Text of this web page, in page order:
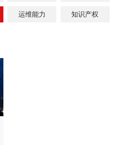
运维能力 知识产权